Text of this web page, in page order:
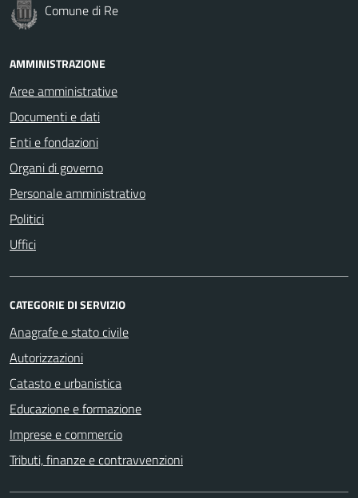
Comune di Re
AMMINISTRAZIONE
Aree amministrative
Documenti e dati
Enti e fondazioni
Organi di governo
Personale amministrativo
Politici
Uffici
CATEGORIE DI SERVIZIO
Anagrafe e stato civile
Autorizzazioni
Catasto e urbanistica
Educazione e formazione
Imprese e commercio
Tributi, finanze e contravvenzioni